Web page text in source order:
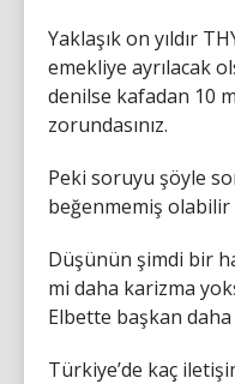
Yaklaşık on yıldır
emekliye ayrılacak
denilse kafadan 10
zorundasınız.
Peki soruyu şöyle
beğenmemiş olabilir
Düşünün şimdi bir
mi daha karizma
Elbette başkan daha
Türkiye’de kaç